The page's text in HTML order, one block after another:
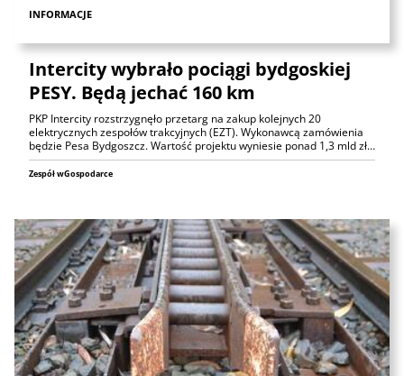
INFORMACJE
Intercity wybrało pociągi bydgoskiej
PESY. Będą jechać 160 km
PKP Intercity rozstrzygnęło przetarg na zakup kolejnych 20
elektrycznych zespołów trakcyjnych (EZT). Wykonawcą zamówienia
będzie Pesa Bydgoszcz. Wartość projektu wyniesie ponad 1,3 mld zł…
Zespół wGospodarce